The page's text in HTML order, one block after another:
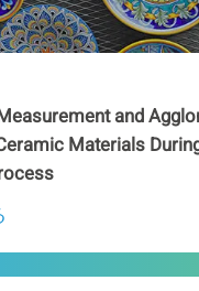
and
Materials